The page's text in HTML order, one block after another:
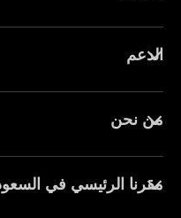
الدعم
من نحن
مقرنا الرئيسي في